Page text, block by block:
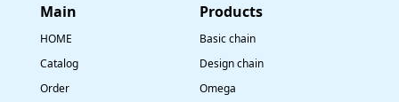
Main
HOME
Catalog
Order
​Products
Basic chain
Design chain
Omega